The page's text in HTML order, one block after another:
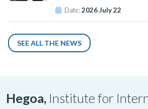
Date:2026 July 22
SEE ALL THE NEWS
Hegoa, Institute for